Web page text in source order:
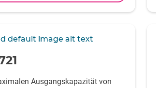
Ausgangskapazität von